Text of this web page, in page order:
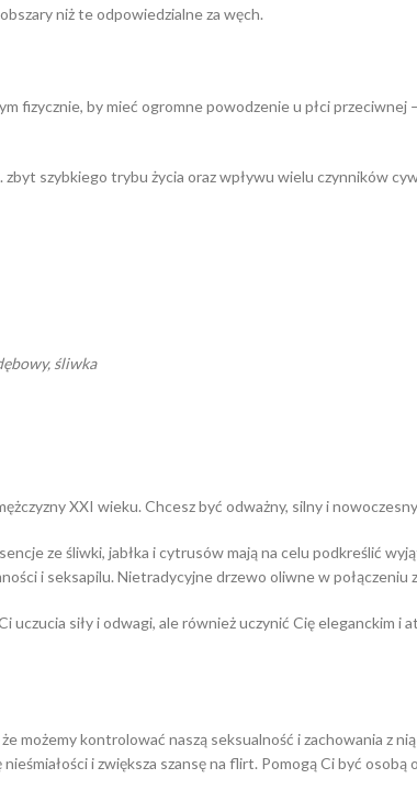
niż te odpowiedzialne za węch.
fizycznie, by mieć ogromne powodzenie u płci
szybkiego trybu życia oraz wpływu wielu czynników
śliwka
XXI wieku. Chcesz być odważny, silny i
ze śliwki, jabłka i cytrusów mają na celu podkreślić
i seksapilu. Nietradycyjne drzewo oliwne w
siły i odwagi, ale również uczynić Cię eleganckim
możemy kontrolować naszą seksualność i zachowania z
i zwiększa szansę na flirt. Pomogą Ci być